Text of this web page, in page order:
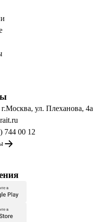
г.Москва, ул. Плеханова, 4а
744 00 12